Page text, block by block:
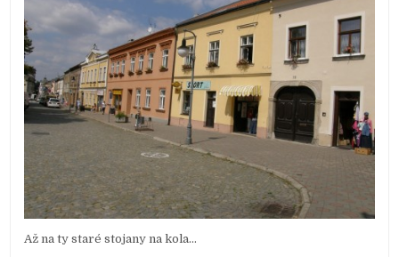
Až na ty staré stojany na kola…